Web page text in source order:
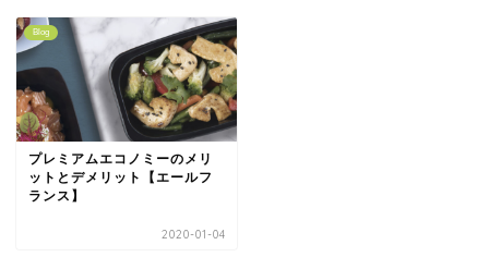
Blog
プレミアムエコノミーのメリ
ットとデメリット【エールフ
ランス】
2020-01-04